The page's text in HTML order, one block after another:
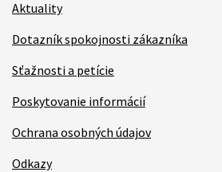
Aktuality
Dotazník spokojnosti zákazníka
Sťažnosti a petície
Poskytovanie informácií
Ochrana osobných údajov
Odkazy